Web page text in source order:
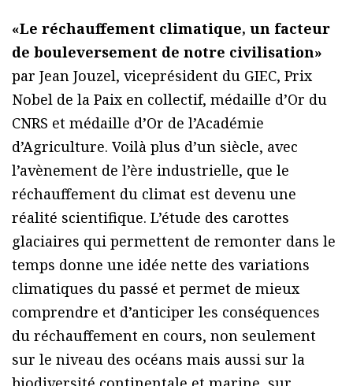
«Le réchauffement climatique, un facteur
de bouleversement de notre civilisation»
par Jean Jouzel, viceprésident du GIEC, Prix
Nobel de la Paix en collectif, médaille d’Or du
CNRS et médaille d’Or de l’Académie
d’Agriculture. Voilà plus d’un siècle, avec
l’avènement de l’ère industrielle, que le
réchauffement du climat est devenu une
réalité scientifique. L’étude des carottes
glaciaires qui permettent de remonter dans le
temps donne une idée nette des variations
climatiques du passé et permet de mieux
comprendre et d’anticiper les conséquences
du réchauffement en cours, non seulement
sur le niveau des océans mais aussi sur la